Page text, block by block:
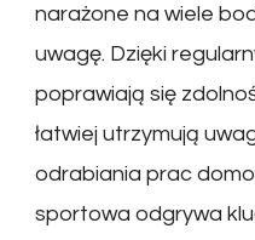
narażone na wiele
uwagę. Dzięki
poprawiają się
łatwiej utrzymują
odrabiania prac
sportowa odgrywa